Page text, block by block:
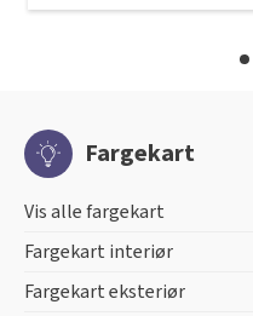
Fargekart
Vis alle fargekart
Fargekart interiør
Fargekart eksteriør